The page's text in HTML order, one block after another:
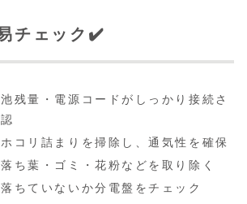
チェック✔️
残量・電源コードがしっかり接続さ
コリ詰まりを掃除し、通気性を確保
ち葉・ゴミ・花粉などを取り除く
ちていないか分電盤をチェック